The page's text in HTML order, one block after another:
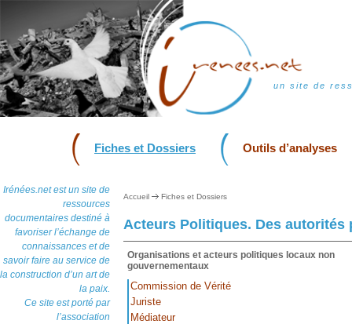
un site de
Fiches et Dossiers Outils d’analyses
Irénées.net est un site de
ressources
documentaires destiné à
favoriser l’échange de
connaissances et de
savoir faire au service de
la construction d’un art de
la paix.
Ce site est porté par
l’association
Accueil Fiches et Dossiers
Acteurs Politiques. Des
Organisations et acteurs politiques locaux non
gouvernementaux
Commission de Vérité
Juriste
Médiateur